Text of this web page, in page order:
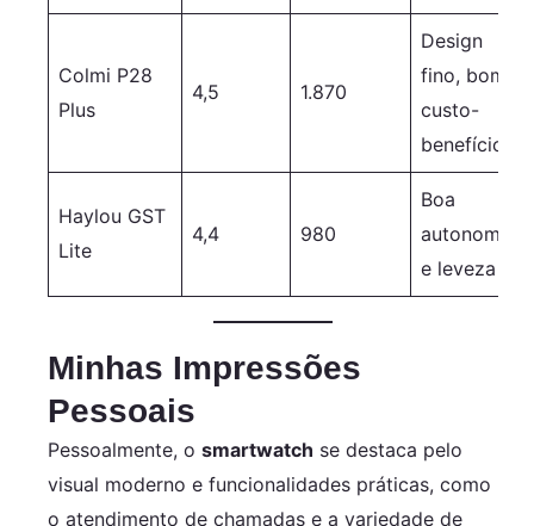
Colmi P28
Plus
4,5 1.870
Design
fino, bom
custo-
benefício
Haylou GST
Lite
4,4 980
Boa
autonomia
e leveza
Minhas Impressões
Pessoais
Pessoalmente, o smartwatch se destaca pelo
visual moderno e funcionalidades práticas, como
o atendimento de chamadas e a variedade de